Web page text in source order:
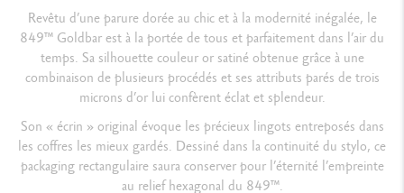
Revêtu d’une parure dorée au chic et à la modernité inégalée, le
849™ Goldbar est à la portée de tous et parfaitement dans l’air du
temps. Sa silhouette couleur or satiné obtenue grâce à une
combinaison de plusieurs procédés et ses attributs parés de trois
microns d’or lui confèrent éclat et splendeur.
Son « écrin » original évoque les précieux lingots entreposés dans
les coffres les mieux gardés. Dessiné dans la continuité du stylo, ce
packaging rectangulaire saura conserver pour l’éternité l’empreinte
au relief hexagonal du 849™.